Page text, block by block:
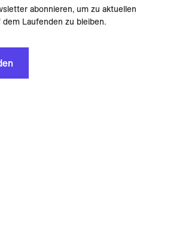
abonnieren, um zu aktuellen
Laufenden zu bleiben.